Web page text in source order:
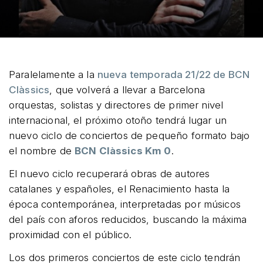
Paralelamente a la nueva temporada 21/22 de BCN
Clàssics, que volverá a llevar a Barcelona
orquestas, solistas y directores de primer nivel
internacional, el próximo otoño tendrá lugar un
nuevo ciclo de conciertos de pequeño formato bajo
el nombre de BCN Clàssics Km 0.
El nuevo ciclo recuperará obras de autores
catalanes y españoles, el Renacimiento hasta la
época contemporánea, interpretadas por músicos
del país con aforos reducidos, buscando la máxima
proximidad con el público.
Los dos primeros conciertos de este ciclo tendrán